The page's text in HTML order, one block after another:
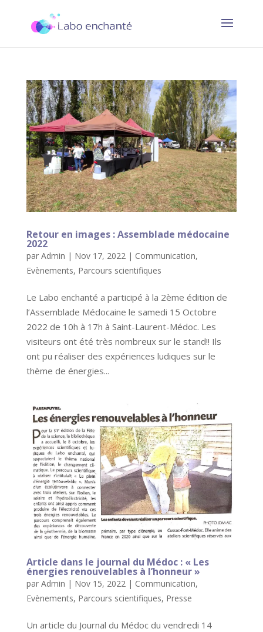
Retour en images : Assemblade médocaine
2022
par Admin | Nov 17, 2022| Communication,
Evènements, Parcours scientifiques
Le Labo enchanté a participé à la 2ème édition de
l’Assemblade Médocaine le samedi 15 Octobre
2022 de 10h à 17h à Saint-Laurent-Médoc. Les
visiteurs ont été très nombreux sur le stand!! Ils
ont pu réaliser des expériences ludiques sur le
thème de énergies...
Article dans le journal du Médoc : « Les
énergies renouvelables à l’honneur »
par Admin | Nov 15, 2022| Communication,
Evènements, Parcours scientifiques, Presse
Un article du Journal du Médoc du vendredi 14